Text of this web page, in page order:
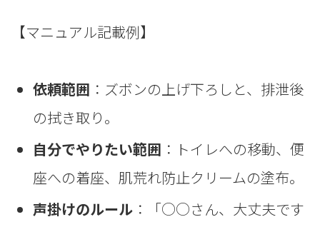
【マニュアル記載例】
依頼範囲 ：ズボンの上げ下ろしと、排泄後
の拭き取り。
自分でやりたい範囲 ：トイレへの移動、便
座への着座、肌荒れ防止クリームの塗布。
声掛けのルール ：「○○さん、大丈夫です